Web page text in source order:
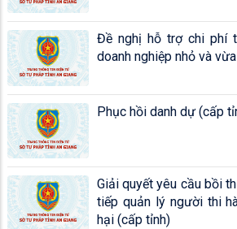
Đề nghị hỗ trợ chi phí
doanh nghiệp nhỏ và vừa
Phục hồi danh dự (cấp
Giải quyết yêu cầu bồi
tiếp quản lý người thi
hại (cấp tỉnh)